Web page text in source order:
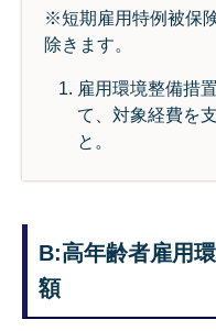
※短期雇用特例被保
除きます。
雇用環境整備措
て、対象経費を
と。
B:高年齢者雇用
額